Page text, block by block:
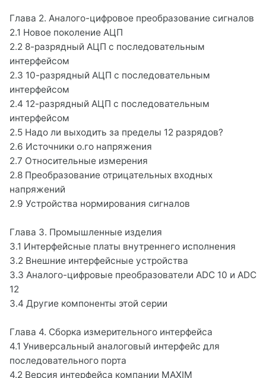
Глава 2. Аналого-цифровое преобразование сигналов
2.1 Новое поколение АЦП
2.2 8-разрядный АЦП с последовательным
интерфейсом
2.3 10-разрядный АЦП с последовательным
интерфейсом
2.4 12-разрядный АЦП с последовательным
интерфейсом
2.5 Надо ли выходить за пределы 12 разрядов?
2.6 Источники о.го напряжения
2.7 Относительные измерения
2.8 Преобразование отрицательных входных
напряжений
2.9 Устройства нормирования сигналов
Глава 3. Промышленные изделия
3.1 Интерфейсные платы внутреннего исполнения
3.2 Внешние интерфейсные устройства
3.3 Аналого-цифровые преобразователи ADC 10 и ADC
12
3.4 Другие компоненты этой серии
Глава 4. Сборка измерительного интерфейса
4.1 Универсальный аналоговый интерфейс для
последовательного порта
4.2 Версия интерфейса компании MAXIM